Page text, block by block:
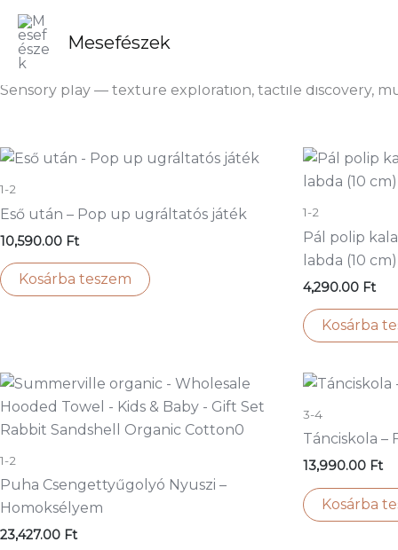
Skip
content
Mesefészek
Sensory play — texture exploration, tactile discovery,
1-2
Eső után – Pop up ugráltatós játék
10,590.00 Ft
Kosárba teszem
1-2
Pál polip
labda (10 cm)
4,290.00 Ft
Kosárba
1-2
Puha Csengettyűgolyó Nyuszi –
Homoksélyem
23,427.00 Ft
3-4
Tánciskola –
13,990.00 Ft
Kosárba